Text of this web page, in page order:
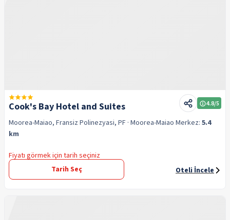
Cook's Bay Hotel and Suites 4.8/5
Moorea-Maiao, Fransiz Polinezyasi, PF · Moorea-Maiao Merkez: 5.4
km
Fiyatı görmek için tarih seçiniz
Tarih Seç
Oteli İncele